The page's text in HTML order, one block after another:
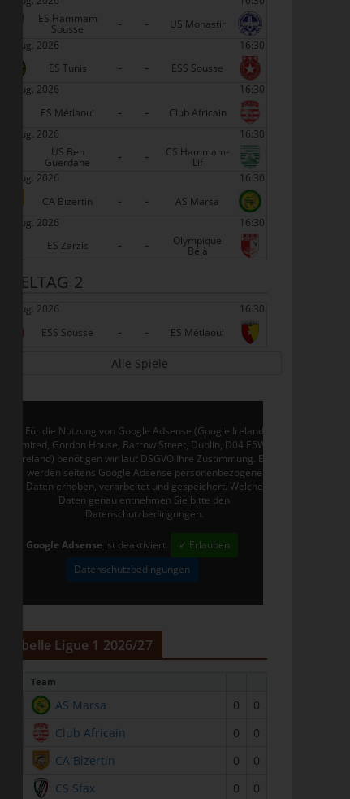
ES Hammam
Sousse - -
US Monastir
22 Aug. 2026
16:30
ES Tunis
- -
ESS Sousse
22 Aug. 2026
16:30
ES Métlaoui
- -
Club Africain
22 Aug. 2026
16:30
US Ben
Guerdane - - CS Hammam-
Lif
22 Aug. 2026
16:30
CA Bizertin
- -
AS Marsa
22 Aug. 2026
16:30
ES Zarzis
- - Olympique
Béjà
SPIELTAG 2
29 Aug. 2026
16:30
ESS Sousse
- - ES Métlaoui
Alle Spiele
Für die Nutzung von Google Adsense (Google Ireland
Limited, Gordon House, Barrow Street, Dublin, D04 E5W5,
Ireland) benötigen wir laut DSGVO Ihre Zustimmung. Es
werden seitens Google Adsense personenbezogene
Daten erhoben, verarbeitet und gespeichert. Welche
Daten genau entnehmen Sie bitte den
Datenschutzbedingungen.
Google Adsense ist deaktiviert.
✓ Erlauben
Datenschutzbedingungen
Tabelle Ligue 1 2026/27
Team
AS Marsa 0
0
Club Africain 0
0
CA Bizertin 0
0
CS Sfax 0
0